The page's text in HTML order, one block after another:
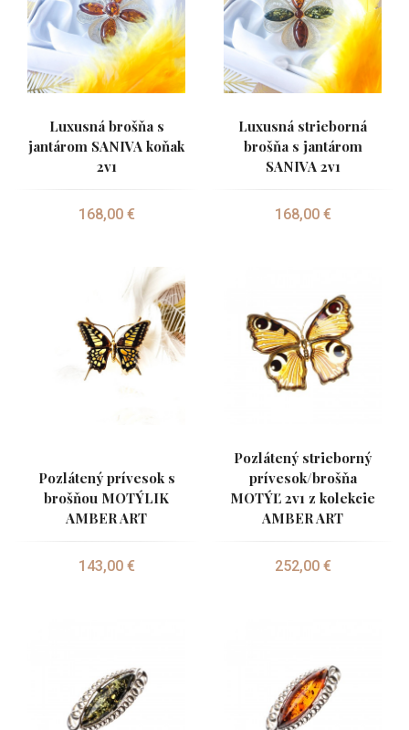
Luxusná brošňa s
jantárom SANIVA koňak
2v1
168,00 €
Luxusná strieborná
brošňa s jantárom
SANIVA 2v1
168,00 €
Pozlátený prívesok s
brošňou MOTÝLIK
AMBER ART
143,00 €
Pozlátený strieborný
prívesok/brošňa
MOTÝĽ 2v1 z kolekcie
AMBER ART
252,00 €